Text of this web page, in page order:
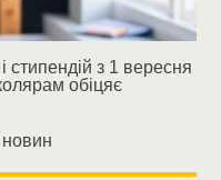
стипендій з 1 вересня
обіцяє